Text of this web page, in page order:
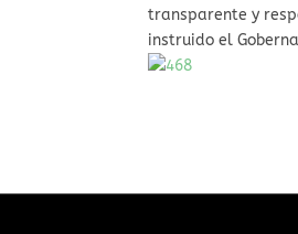
transparente y
instruido el